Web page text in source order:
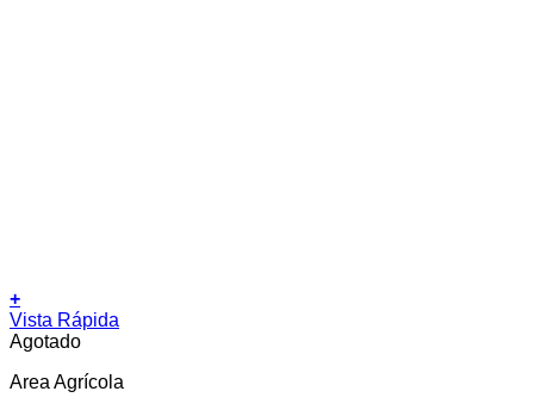
+
Vista Rápida
Agotado
Area Agrícola